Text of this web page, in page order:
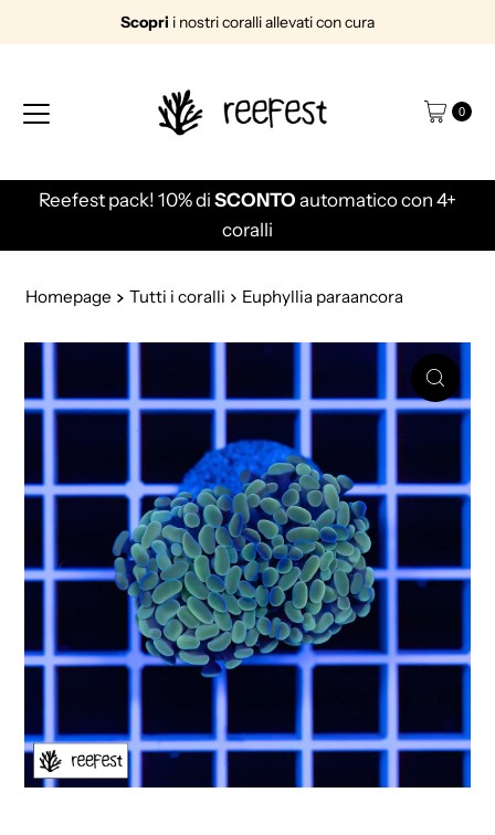
Vai direttamente ai contenuti
Scopri i nostri coralli allevati con cura
0
Reefest pack! 10% di SCONTO automatico con 4+
coralli
Homepage Tutti i coralli Euphyllia paraancora